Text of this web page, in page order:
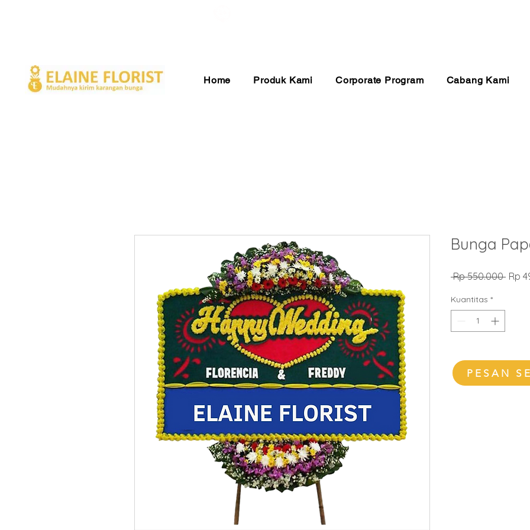
Home Produk Kami Corporate Program Cabang Kami
Bunga
Rp 550.000 Rp
Kuantitas *
PESAN